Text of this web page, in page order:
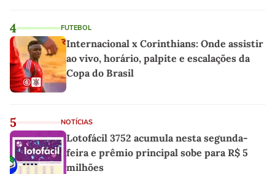
4 FUTEBOL
Internacional x Corinthians: Onde assistir
ao vivo, horário, palpite e escalações da
Copa do Brasil
5 NOTÍCIAS
Lotofácil 3752 acumula nesta segunda-
feira e prêmio principal sobe para R$ 5
milhões